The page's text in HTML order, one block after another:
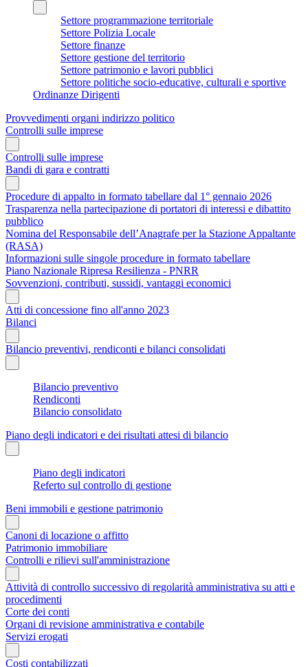
Settore programmazione territoriale
Settore Polizia Locale
Settore finanze
Settore gestione del territorio
Settore patrimonio e lavori pubblici
Settore politiche socio-educative, culturali e sportive
Ordinanze Dirigenti
Provvedimenti organi indirizzo politico
Controlli sulle imprese
Controlli sulle imprese
Bandi di gara e contratti
Procedure di appalto in formato tabellare dal 1° gennaio 2026
Trasparenza nella partecipazione di portatori di interessi e dibattito
pubblico
Nomina del Responsabile dell’Anagrafe per la Stazione Appaltante
(RASA)
Informazioni sulle singole procedure in formato tabellare
Piano Nazionale Ripresa Resilienza - PNRR
Sovvenzioni, contributi, sussidi, vantaggi economici
Atti di concessione fino all'anno 2023
Bilanci
Bilancio preventivi, rendiconti e bilanci consolidati
Bilancio preventivo
Rendiconti
Bilancio consolidato
Piano degli indicatori e dei risultati attesi di bilancio
Piano degli indicatori
Referto sul controllo di gestione
Beni immobili e gestione patrimonio
Canoni di locazione o affitto
Patrimonio immobiliare
Controlli e rilievi sull'amministrazione
Attività di controllo successivo di regolarità amministrativa su atti e
procedimenti
Corte dei conti
Organi di revisione amministrativa e contabile
Servizi erogati
Costi contabilizzati